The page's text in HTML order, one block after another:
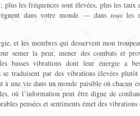
plus les fréquences sont élevées, plus les
dans votre monde — danstous les
et les membres qui desservent mon
semer la peur, mener des combats et
basses vibrations dont leur énergie a
traduisent par des vibrations élevées
à une vie dans un monde paisible où chacun
où l’information peut être digne de
pensées et sentiments émet des vibrations